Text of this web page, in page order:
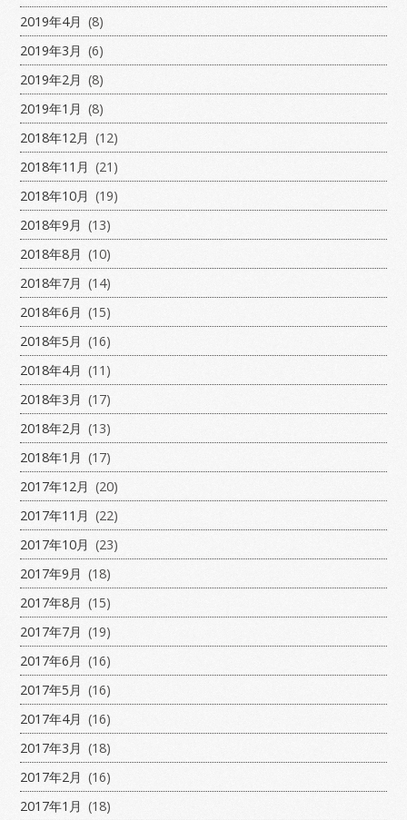
2019年4月 (8)
2019年3月 (6)
2019年2月 (8)
2019年1月 (8)
2018年12月 (12)
2018年11月 (21)
2018年10月 (19)
2018年9月 (13)
2018年8月 (10)
2018年7月 (14)
2018年6月 (15)
2018年5月 (16)
2018年4月 (11)
2018年3月 (17)
2018年2月 (13)
2018年1月 (17)
2017年12月 (20)
2017年11月 (22)
2017年10月 (23)
2017年9月 (18)
2017年8月 (15)
2017年7月 (19)
2017年6月 (16)
2017年5月 (16)
2017年4月 (16)
2017年3月 (18)
2017年2月 (16)
2017年1月 (18)